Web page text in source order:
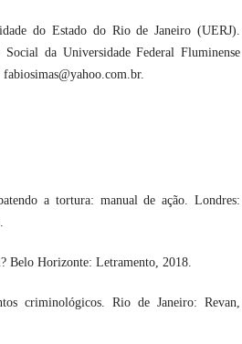
do Estado do Rio de Janeiro (UERJ).
da Universidade Federal Fluminense
a tortura: manual de ação. Londres:
Belo Horizonte: Letramento, 2018.
criminológicos. Rio de Janeiro: Revan,